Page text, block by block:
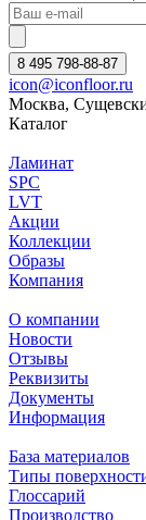
8 495 798-88-87
icon@iconfloor.ru
Москва,
Каталог
Ламинат
SPC
LVT
Акции
Коллекции
Образы
Компания
О компании
Новости
Отзывы
Реквизиты
Документы
Информация
База материалов
Типы
Глоссарий
Производство